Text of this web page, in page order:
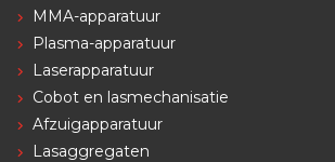
MMA-apparatuur
Plasma-apparatuur
Laserapparatuur
Cobot en lasmechanisatie
Afzuigapparatuur
Lasaggregaten